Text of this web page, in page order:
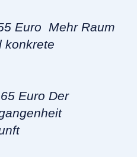
Euro Mehr Raum
konkrete
Euro Der